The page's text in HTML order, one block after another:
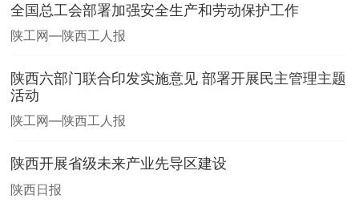
全国总工会部署加强安全生产和劳动保护工作
陕工网—陕西工人报
陕西六部门联合印发实施意见 部署开展民主管理主题
活动
陕工网—陕西工人报
陕西开展省级未来产业先导区建设
陕西日报